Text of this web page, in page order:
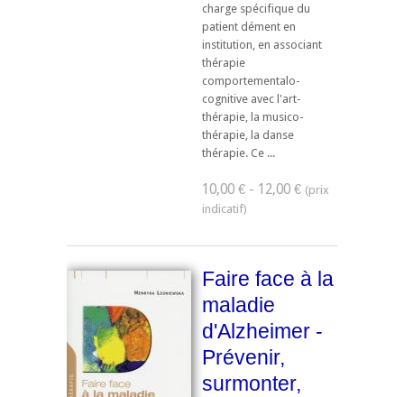
charge spécifique du
patient dément en
institution, en associant
thérapie
comportementalo-
cognitive avec l'art-
thérapie, la musico-
thérapie, la danse
thérapie. Ce ...
10,00 € - 12,00 €
Faire face à la
maladie
d'Alzheimer -
Prévenir,
surmonter,